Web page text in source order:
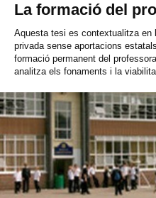
La formació del
Aquesta tesi es contextualitza en
privada sense aportacions
formació permanent del
analitza els fonaments i la